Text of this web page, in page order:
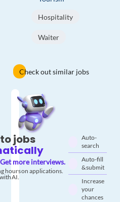
Hospitality
Waiter
Check out similar jobs
jobs
Get more interviews.
hours on applications.
AI.
Auto-
search
Auto-fill
& submit
Increase
your
chances